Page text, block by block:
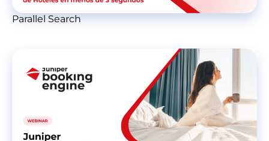
Parallel Search